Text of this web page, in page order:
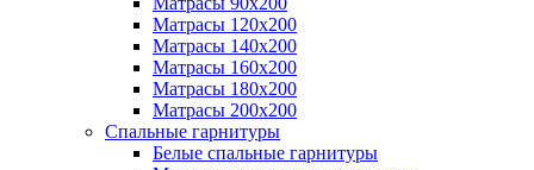
Матрасы 120х200
Матрасы 140х200
Матрасы 160х200
Матрасы 180х200
Матрасы 200х200
Спальные гарнитуры
Белые спальные гарнитуры